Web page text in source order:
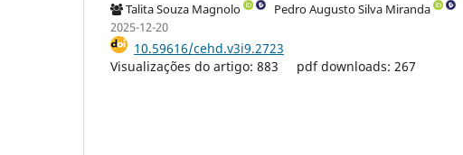
Talita Souza Magnolo Pedro Augusto Silva Miranda
2025-12-20
10.59616/cehd.v3i9.2723
Visualizações do artigo: 883
pdf downloads: 267